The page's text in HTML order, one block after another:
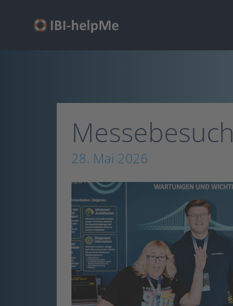
springen
28. Mai 2026